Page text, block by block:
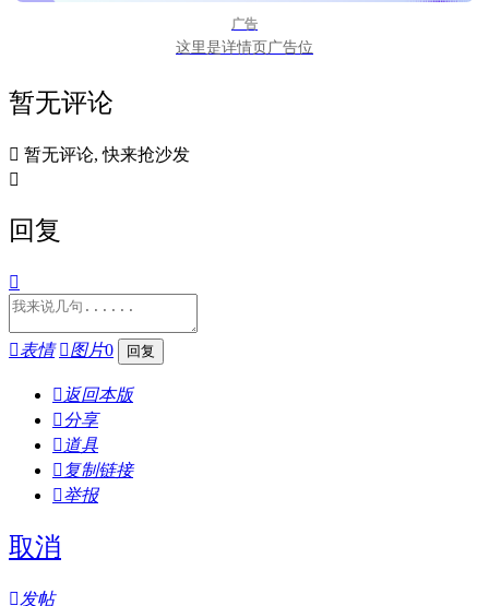
广告
这里是详情页广告位
暂无评论
 暂无评论, 快来抢沙发

回复

表情 图片0
 返回本版
分享
 道具
 复制链接
举报
取消
发帖